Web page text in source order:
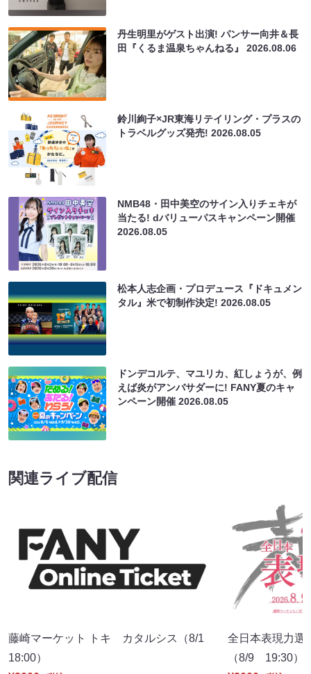
丹生明里がゲスト出演! パンサー向井＆長
田『くるま温泉ちゃんねる』2026.08.06
鈴川絢子×JR東海リテイリング・プラスの
トラベルグッズ発売!2026.08.05
NMB48・田中美空のサイン入りチェキが
当たる! dバリューパスキャンペーン開催
2026.08.05
松本人志企画・プロデュース『ドキュメン
タル』米で初制作決定!2026.08.05
ドンデコルテ、マユリカ、紅しょうが、例
えば炎がアンバサダーに! FANY夏のキャ
ンペーン開催2026.08.05
関連ライブ配信
藤崎マーケット トキ カタルシス（8/1
18:00）
全日本表現力選
（8/9 19:30）